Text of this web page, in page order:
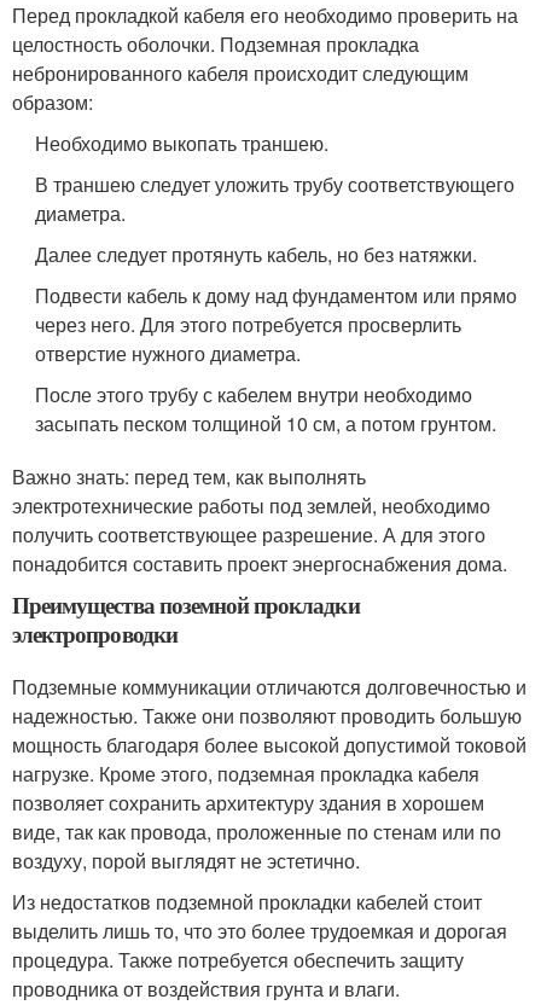
Перед прокладкой кабеля его необходимо проверить на
целостность оболочки. Подземная прокладка
небронированного кабеля происходит следующим
образом:
Необходимо выкопать траншею.
В траншею следует уложить трубу соответствующего
диаметра.
Далее следует протянуть кабель, но без натяжки.
Подвести кабель к дому над фундаментом или прямо
через него. Для этого потребуется просверлить
отверстие нужного диаметра.
После этого трубу с кабелем внутри необходимо
засыпать песком толщиной 10 см, а потом грунтом.
Важно знать: перед тем, как выполнять
электротехнические работы под землей, необходимо
получить соответствующее разрешение. А для этого
понадобится составить проект энергоснабжения дома.
Преимущества поземной прокладки
электропроводки
Подземные коммуникации отличаются долговечностью и
надежностью. Также они позволяют проводить большую
мощность благодаря более высокой допустимой токовой
нагрузке. Кроме этого, подземная прокладка кабеля
позволяет сохранить архитектуру здания в хорошем
виде, так как провода, проложенные по стенам или по
воздуху, порой выглядят не эстетично.
Из недостатков подземной прокладки кабелей стоит
выделить лишь то, что это более трудоемкая и дорогая
процедура. Также потребуется обеспечить защиту
проводника от воздействия грунта и влаги.